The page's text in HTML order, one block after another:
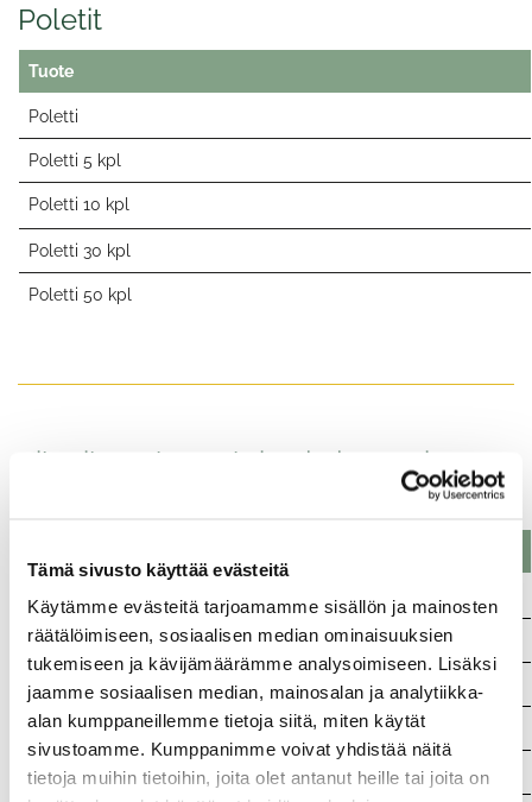
Tämä sivusto käyttää evästeitä
Käytämme evästeitä tarjoamamme sisällön ja mainosten
räätälöimiseen, sosiaalisen median ominaisuuksien
tukemiseen ja kävijämäärämme analysoimiseen. Lisäksi
jaamme sosiaalisen median, mainosalan ja analytiikka-
alan kumppaneillemme tietoja siitä, miten käytät
sivustoamme. Kumppanimme voivat yhdistää näitä
tietoja muihin tietoihin, joita olet antanut heille tai joita on
Poletit
Tuote
Poletti
Poletti 5 kpl
Poletti 10 kpl
Poletti 30 kpl
Poletti 50 kpl
Kilpailumaksut yhtiön järjestämissä
open -kilpailuissa ja tapahtumissa
Aikuinen (omalla osakkeella pelaava)
Aikuinen (pelioikeudella pelaava)
Juniorit (pelioikeudella pelaava)
Aikuinen
Juniorit